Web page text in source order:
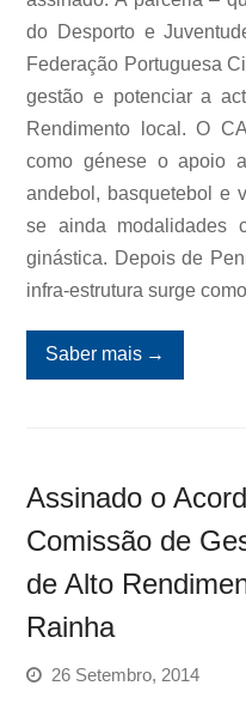
do Desporto e
Federação Portuguesa
gestão e potenciar a
Rendimento local. O
como génese o apoio
andebol, basquetebol e
se ainda modalidades
ginástica. Depois de
infra-estrutura surge
Saber mais →
Assinado o
Comissão de
de Alto
Rainha
26 Setembro, 2014